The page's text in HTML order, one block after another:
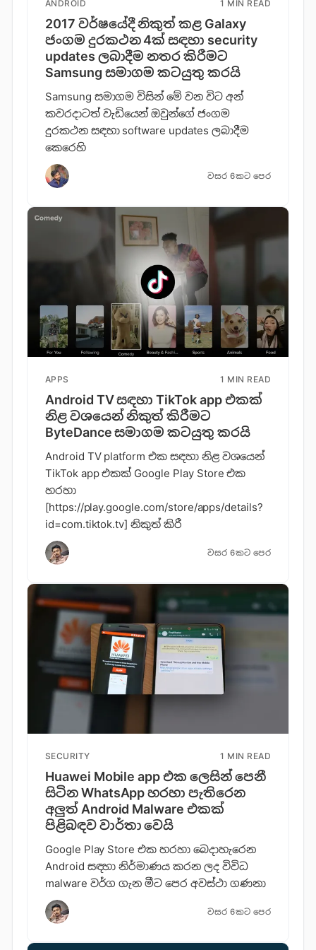
ANDROID 1 MIN READ
2017 වර්ෂයේදී නිකුත් කළ Galaxy
ජංගම දුරකථන 4ක් සඳහා security
updates ලබාදීම නතර කිරීමට
Samsung සමාගම කටයුතු කරයි
Samsung සමාගම විසින් මේ වන විට අන්
කවරදාටත් වැඩියෙන් ඔවුන්ගේ ජංගම
දුරකථන සඳහා software updates ලබාදීම
කෙරෙහි
වසර 6කට පෙර
APPS 1 MIN READ
Android TV සඳහා TikTok app එකක්
නිළ වශයෙන් නිකුත් කිරීමට
ByteDance සමාගම කටයුතු කරයි
Android TV platform එක සඳහා ‍නිළ වශයෙන්
TikTok app එකක් Google Play Store එක
හරහා
[https://play.google.com/store/apps/details?
id=com.tiktok.tv] නිකුත් කිරී
වසර 6කට පෙර
SECURITY 1 MIN READ
Huawei Mobile app එක ලෙසින් පෙනී
සිටින WhatsApp හරහා පැතිරෙන
අලුත් Android Malware එකක්
පිළිබඳව වාර්තා වෙයි
Google Play Store එක හරහා බෙදාහැරෙන
Android සඳහා නිර්මාණය කරන ලද විවිධ
malware වර්ග ගැන මීට පෙර අවස්ථා ගණනා
වසර 6කට පෙර